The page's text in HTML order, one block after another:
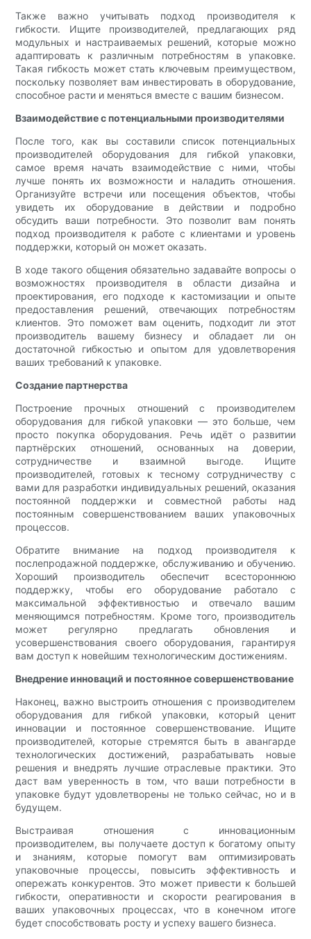
Также важно учитывать подход производителя к
гибкости. Ищите производителей, предлагающих ряд
модульных и настраиваемых решений, которые можно
адаптировать к различным потребностям в упаковке.
Такая гибкость может стать ключевым преимуществом,
поскольку позволяет вам инвестировать в оборудование,
способное расти и меняться вместе с вашим бизнесом.
Взаимодействие с потенциальными производителями
После того, как вы составили список потенциальных
производителей оборудования для гибкой упаковки,
самое время начать взаимодействие с ними, чтобы
лучше понять их возможности и наладить отношения.
Организуйте встречи или посещения объектов, чтобы
увидеть их оборудование в действии и подробно
обсудить ваши потребности. Это позволит вам понять
подход производителя к работе с клиентами и уровень
поддержки, который он может оказать.
В ходе такого общения обязательно задавайте вопросы о
возможностях производителя в области дизайна и
проектирования, его подходе к кастомизации и опыте
предоставления решений, отвечающих потребностям
клиентов. Это поможет вам оценить, подходит ли этот
производитель вашему бизнесу и обладает ли он
достаточной гибкостью и опытом для удовлетворения
ваших требований к упаковке.
Создание партнерства
Построение прочных отношений с производителем
оборудования для гибкой упаковки — это больше, чем
просто покупка оборудования. Речь идёт о развитии
партнёрских отношений, основанных на доверии,
сотрудничестве и взаимной выгоде. Ищите
производителей, готовых к тесному сотрудничеству с
вами для разработки индивидуальных решений, оказания
постоянной поддержки и совместной работы над
постоянным совершенствованием ваших упаковочных
процессов.
Обратите внимание на подход производителя к
послепродажной поддержке, обслуживанию и обучению.
Хороший производитель обеспечит всестороннюю
поддержку, чтобы его оборудование работало с
максимальной эффективностью и отвечало вашим
меняющимся потребностям. Кроме того, производитель
может регулярно предлагать обновления и
усовершенствования своего оборудования, гарантируя
вам доступ к новейшим технологическим достижениям.
Внедрение инноваций и постоянное совершенствование
Наконец, важно выстроить отношения с производителем
оборудования для гибкой упаковки, который ценит
инновации и постоянное совершенствование. Ищите
производителей, которые стремятся быть в авангарде
технологических достижений, разрабатывать новые
решения и внедрять лучшие отраслевые практики. Это
даст вам уверенность в том, что ваши потребности в
упаковке будут удовлетворены не только сейчас, но и в
будущем.
Выстраивая отношения с инновационным
производителем, вы получаете доступ к богатому опыту
и знаниям, которые помогут вам оптимизировать
упаковочные процессы, повысить эффективность и
опережать конкурентов. Это может привести к большей
гибкости, оперативности и скорости реагирования в
ваших упаковочных процессах, что в конечном итоге
будет способствовать росту и успеху вашего бизнеса.